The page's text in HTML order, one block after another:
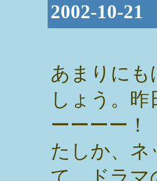
2002-10-
あまりにも
しょう。
ーーーー！
たしか、ネ